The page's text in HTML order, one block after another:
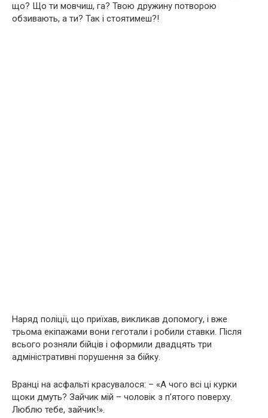
що? Що ти мовчиш, га? Твою дружину потворою
обзивають, а ти? Так і стоятимеш?!
Наряд поліції, що приїхав, викликав допомогу, і вже
трьома екіпажами вони геготали і робили ставки. Після
всього розняли бійців і оформили двадцять три
адміністративні порушення за бійку.
Вранці на асфальті красувалося: – «А чого всі ці курки
щоки дмуть? Зайчик мій – чоловік з п’ятого поверху.
Люблю тебе, зайчик!».